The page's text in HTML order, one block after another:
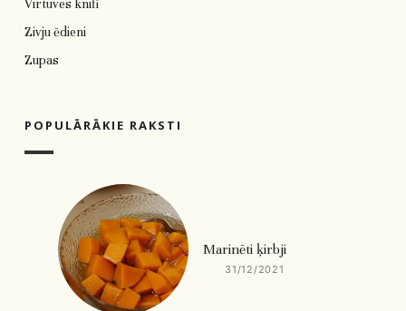
Virtuves knifi
Zivju ēdieni
Zupas
POPULĀRĀKIE RAKSTI
Marinēti ķirbji
31/12/2021